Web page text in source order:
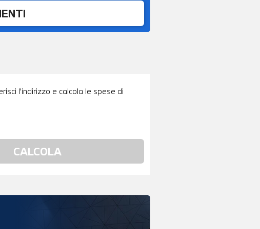
l'indirizzo e calcola le spese di